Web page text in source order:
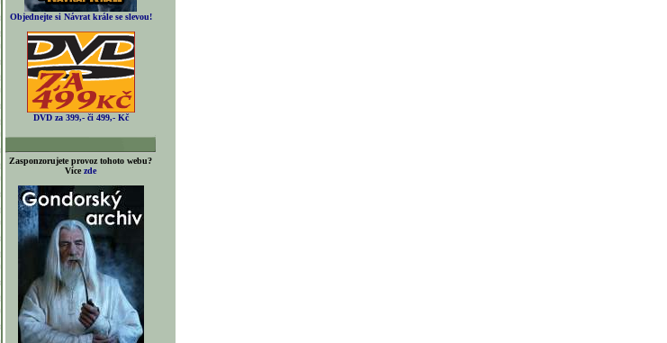
Objednejte si Návrat krále se slevou!
DVD za 399,- či 499,- Kč
Zasponzorujete provoz tohoto webu?
Více zde